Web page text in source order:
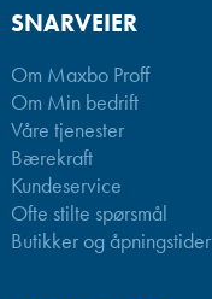
SNARVEIER
Om Maxbo Proff
Om Min bedrift
Våre tjenester
Bærekraft
Kundeservice
Ofte stilte spørsmål
Butikker og åpningstider